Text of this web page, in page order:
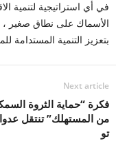
في أي استراتيجية لتنمية
الأسماك على نطاق صغير
بتعزيز التنمية المستدامة
Next article
فكرة “حماية الثروة
من المستهلك” تنتقل
تو